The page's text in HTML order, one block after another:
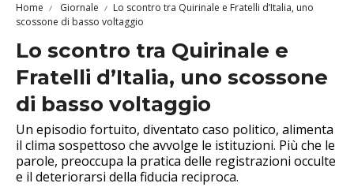
Home Giornale
Lo scontro tra Quirinale e Fratelli d’Italia, uno
scossone di basso voltaggio
Lo scontro tra Quirinale e
Fratelli d’Italia, uno scossone
di basso voltaggio
Un episodio fortuito, diventato caso politico, alimenta
il clima sospettoso che avvolge le istituzioni. Più che le
parole, preoccupa la pratica delle registrazioni occulte
e il deteriorarsi della fiducia reciproca.